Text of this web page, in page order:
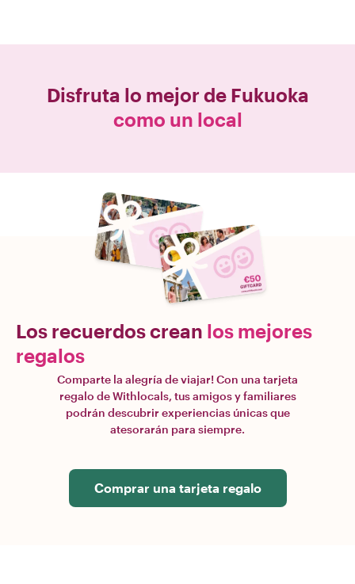
Disfruta lo mejor de Fukuoka
como un local
Los recuerdos crean los mejores
regalos
Comparte la alegría de viajar! Con una tarjeta
regalo de Withlocals, tus amigos y familiares
podrán descubrir experiencias únicas que
atesorarán para siempre.
Comprar una tarjeta regalo